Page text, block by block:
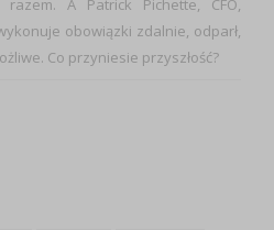
A Patrick Pichette, CFO,
obowiązki zdalnie, odparł,
Co przyniesie przyszłość?